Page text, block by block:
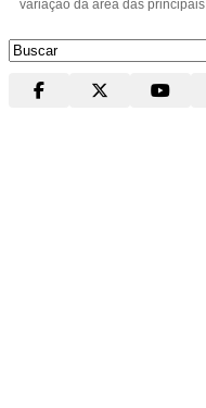
variação da área das